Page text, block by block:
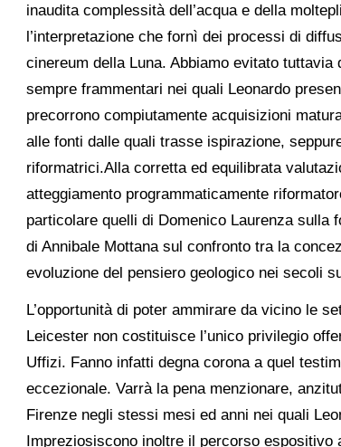
inaudita complessità dell’acqua e della
l’interpretazione che fornì dei processi di
cinereum della Luna. Abbiamo evitato
sempre frammentari nei quali Leonardo
precorrono compiutamente acquisizioni
alle fonti dalle quali trasse ispirazione,
riformatrici.Alla corretta ed equilibrata
atteggiamento programmaticamente
particolare quelli di Domenico Laurenza sulla
di Annibale Mottana sul confronto tra la
evoluzione del pensiero geologico nei secoli
L’opportunità di poter ammirare da vicino le
Leicester non costituisce l’unico privilegio
Uffizi. Fanno infatti degna corona a quel
eccezionale. Varrà la pena menzionare,
Firenze negli stessi mesi ed anni nei quali
Impreziosiscono inoltre il percorso